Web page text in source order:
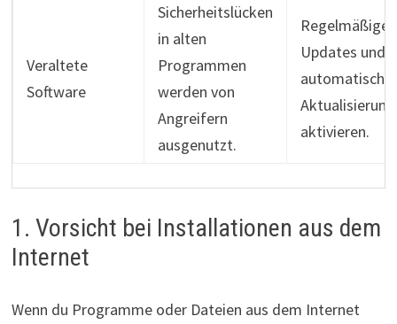
Veraltete
Software
Sicherheitslücken
in alten
Programmen
werden von
Angreifern
ausgenutzt.
Regelmäßige
Updates und
automatische
aktivieren.
1. Vorsicht bei Installationen aus dem
Internet
Wenn du Programme oder Dateien aus dem Internet